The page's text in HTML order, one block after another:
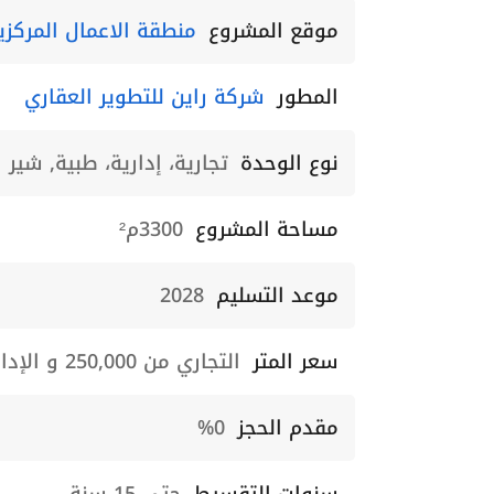
موقع المشروع منطقة الاعمال
المطور شركة راين للتطوير العقاري
نوع الوحدة تجارية، إدارية، طبية, شير
مساحة المشروع 3300م²
موعد التسليم 2028
سعر المتر التجاري من 250,000 و الإداري من 130,000
مقدم الحجز 0%